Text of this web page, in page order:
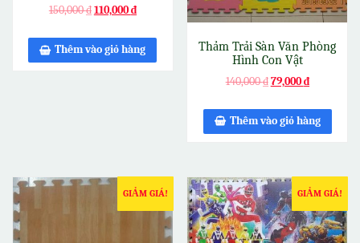
150,000₫110,000₫
Thêm vào giỏ hàng
Thảm Trải Sàn Văn Phòng
Hình Con Vật
140,000₫79,000₫
Thêm vào giỏ hàng
GIẢM GIÁ! GIẢM GIÁ!